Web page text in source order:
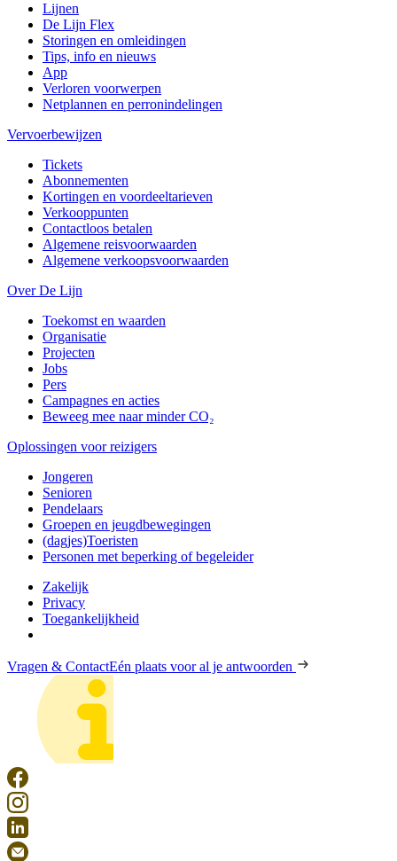
Lijnen
De Lijn Flex
Storingen en omleidingen
Tips, info en nieuws
App
Verloren voorwerpen
Netplannen en perronindelingen
Vervoerbewijzen
Tickets
Abonnementen
Kortingen en voordeeltarieven
Verkooppunten
Contactloos betalen
Algemene reisvoorwaarden
Algemene verkoopsvoorwaarden
Over De Lijn
Toekomst en waarden
Organisatie
Projecten
Jobs
Pers
Campagnes en acties
Beweeg mee naar minder CO₂
Oplossingen voor reizigers
Jongeren
Senioren
Pendelaars
Groepen en jeugdbewegingen
(dagjes)Toeristen
Personen met beperking of begeleider
Zakelijk
Privacy
Toegankelijkheid
Vragen & ContactEén plaats voor al je antwoorden